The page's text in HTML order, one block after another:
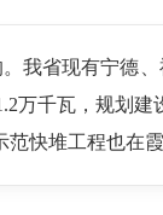
我省现有宁德
万千瓦，规划
范快堆工程也在